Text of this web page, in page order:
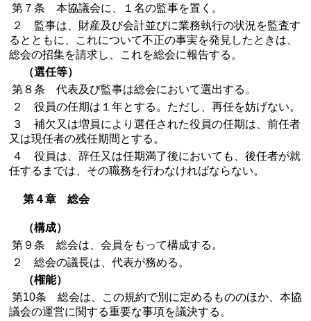
第７条 本協議会に、１名の監事を置く。
２ 監事は、財産及び会計並びに業務執行の状況を監査す
るとともに、これについて不正の事実を発見したときは、
総会の招集を請求し、これを総会に報告する。
（選任等）
第８条 代表及び監事は総会において選出する。
２ 役員の任期は１年とする。ただし、再任を妨げない。
３ 補欠又は増員により選任された役員の任期は、前任者
又は現任者の残任期間とする。
４ 役員は、辞任又は任期満了後においても、後任者が就
任するまでは、その職務を行わなければならない。
第４章 総会
（構成）
第９条 総会は、会員をもって構成する。
２ 総会の議長は、代表が務める。
（権能）
第10条 総会は、この規約で別に定めるもののほか、本協
議会の運営に関する重要な事項を議決する。